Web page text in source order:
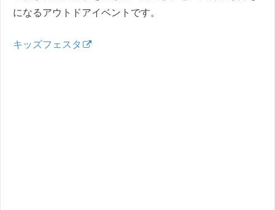
になるアウトドアイベントです。
キッズフェスタ